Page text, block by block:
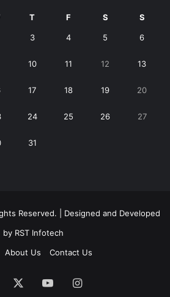
T F S S
3 4 5 6
10 11 12 13
17 18 19 20
24 25 26 27
31
Reserved. | Designed and Developed
byRST Infotech
About Us Contact Us
YouTubeInstagram